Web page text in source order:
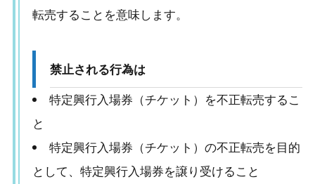
転売することを意味します。
禁止される行為は
特定興行入場券（チケット）を不正転売するこ
と
特定興行入場券（チケット）の不正転売を目的
として、特定興行入場券を譲り受けること